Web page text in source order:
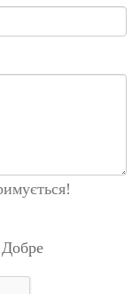
Добре